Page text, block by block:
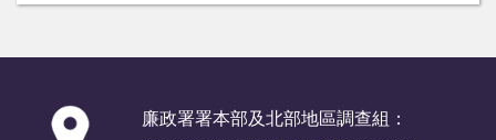
廉政署署本部及北部地區調查組：